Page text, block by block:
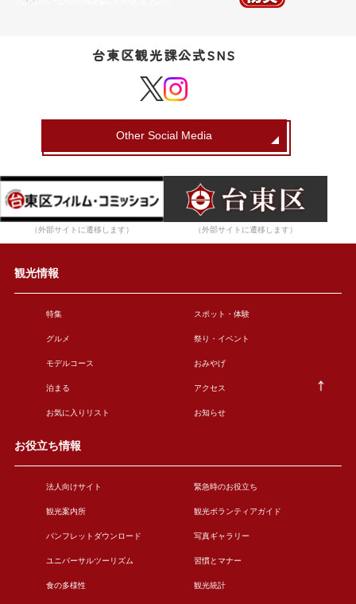
台東区観光課公式SNS
Other Social Media
（外部サイトに遷移します） （外部サイトに遷移します）
観光情報
特集 スポット・体験
グルメ 祭り・イベント
モデルコース おみやげ
泊まる アクセス
お気に入りリスト お知らせ
お役立ち情報
法人向けサイト 緊急時のお役立ち
観光案内所 観光ボランティアガイド
パンフレットダウンロード 写真ギャラリー
ユニバーサルツーリズム 習慣とマナー
食の多様性 観光統計